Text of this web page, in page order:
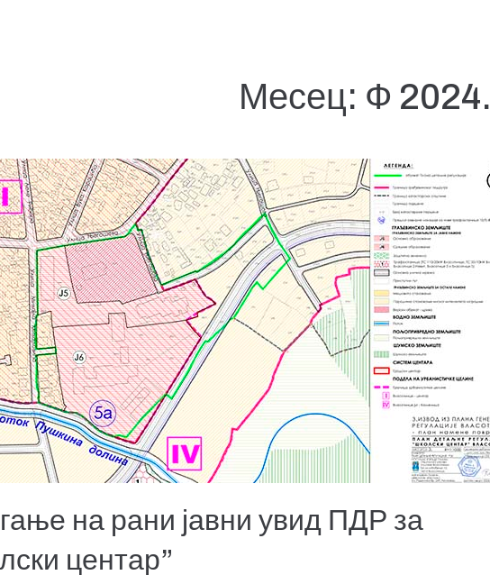
Месец: Ф 2024.
на рани јавни увид ПДР за
центар”